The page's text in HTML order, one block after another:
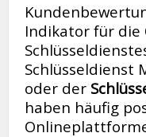
Indikator für die
Schlüsseldienst
oder der
haben häufig